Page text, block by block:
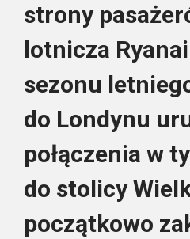
strony
lotnicza
sezonu
do Londynu
połączenia w
do stolicy
początkowo